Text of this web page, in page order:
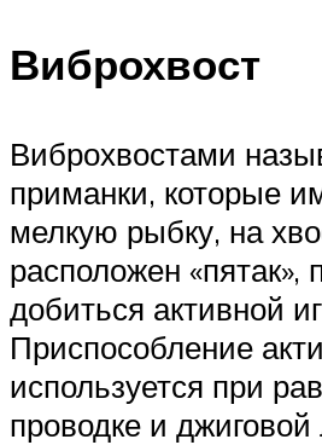
Виброхвост
Виброхвостами
приманки, которые
мелкую рыбку, на
расположен
добиться активной
Приспособление
используется при
проводке и джиговой